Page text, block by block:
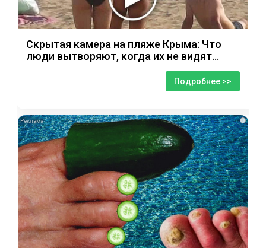
Скрытая камера на пляже Крыма: Что
люди вытворяют, когда их не видят...
Подробнее >>
i